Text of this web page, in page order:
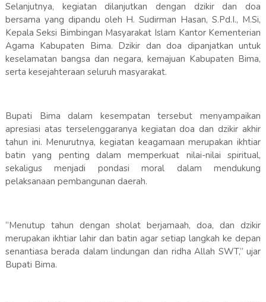
Selanjutnya, kegiatan dilanjutkan dengan dzikir dan doa
bersama yang dipandu oleh H. Sudirman Hasan, S.Pd.I., M.Si,
Kepala Seksi Bimbingan Masyarakat Islam Kantor Kementerian
Agama Kabupaten Bima. Dzikir dan doa dipanjatkan untuk
keselamatan bangsa dan negara, kemajuan Kabupaten Bima,
serta kesejahteraan seluruh masyarakat.
Bupati Bima dalam kesempatan tersebut menyampaikan
apresiasi atas terselenggaranya kegiatan doa dan dzikir akhir
tahun ini. Menurutnya, kegiatan keagamaan merupakan ikhtiar
batin yang penting dalam memperkuat nilai-nilai spiritual,
sekaligus menjadi pondasi moral dalam mendukung
pelaksanaan pembangunan daerah.
“Menutup tahun dengan sholat berjamaah, doa, dan dzikir
merupakan ikhtiar lahir dan batin agar setiap langkah ke depan
senantiasa berada dalam lindungan dan ridha Allah SWT,” ujar
Bupati Bima.